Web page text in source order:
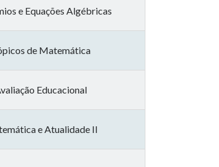
e Equações Algébricas
de Matemática
Educacional
e Atualidade II